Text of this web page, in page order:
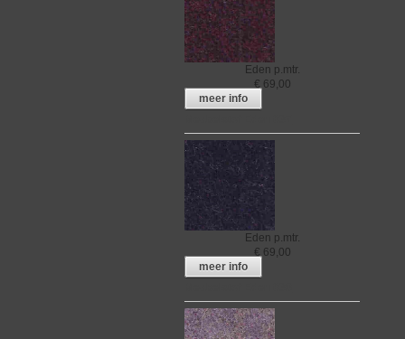
Eden p.mtr.
€ 69,00
meer info
Eden p.mtr.
€ 69,00
meer info